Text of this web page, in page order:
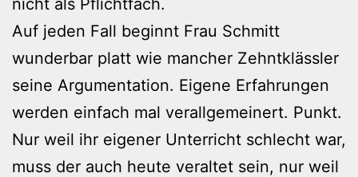
Auf jeden Fall beginnt Frau Schmitt
wunderbar platt wie mancher Zehntklässler
seine Argumentation. Eigene Erfahrungen
werden einfach mal verallgemeinert. Punkt.
Nur weil ihr eigener Unterricht schlecht war,
muss der auch heute veraltet sein, nur weil